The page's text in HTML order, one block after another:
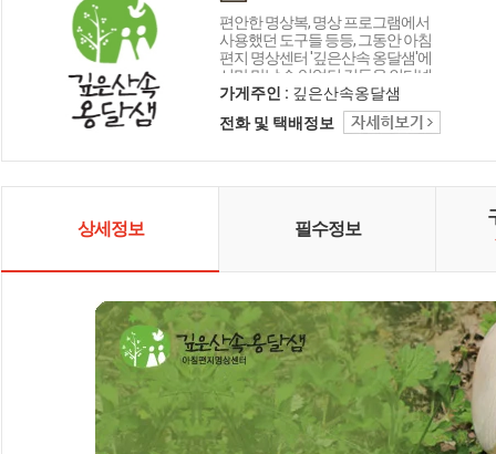
편안한 명상복, 명상 프로그램에서
사용했던 도구들 등등, 그동안 아침
편지 명상센터 '깊은산속 옹달샘'에
서만 만날 수 있었던 것들을 인터넷
상에서도 만나보세요.
가게주인 : 깊은산속옹달샘
전화 및 택배정보
상세정보 필수정보